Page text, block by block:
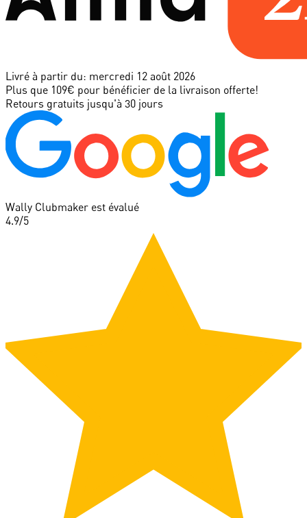
Livré à partir du: mercredi 12 août 2026
Plus que 109€ pour bénéficier de la livraison offerte!
Retours gratuits jusqu'à 30 jours
Wally Clubmaker est évalué
4.9/5